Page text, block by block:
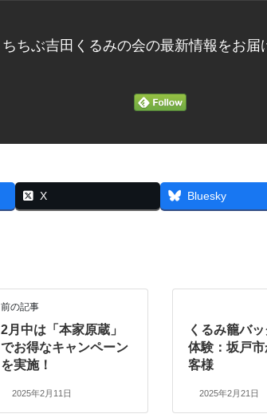
ちちぶ吉田くるみの会の最新情報をお届
X Bluesky
前の記事
2月中は「本家原蔵」
でお得なキャンペーン
を実施！
2025年2月11日
くるみ籠バ
体験：坂戸
客様
2025年2月21日